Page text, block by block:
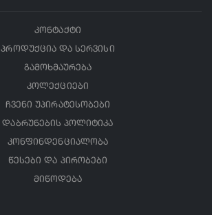
კონტაქტი
პროდუქცია და სერვისი
გამოხმაურება
კოლექციები
ჩვენი უპირატესობები
დაბრუნების პოლიტიკა
კონფინდენციალობა
წესები და პირობები
მიწოდება